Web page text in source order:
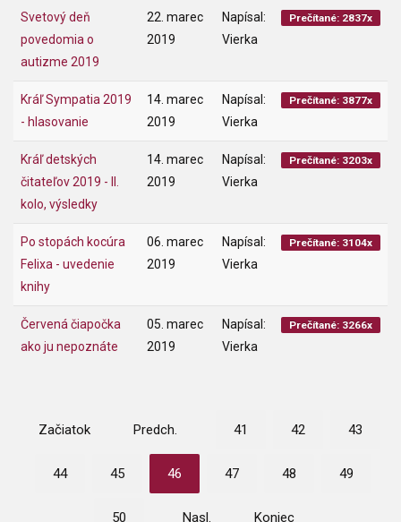
Svetový deň
povedomia o
autizme 2019
22. marec
2019
Napísal:
Vierka
Prečítané: 2837x
Kráľ Sympatia 2019
- hlasovanie
14. marec
2019
Napísal:
Vierka
Prečítané: 3877x
Kráľ detských
čitateľov 2019 - II.
kolo, výsledky
14. marec
2019
Napísal:
Vierka
Prečítané: 3203x
Po stopách kocúra
Felixa - uvedenie
knihy
06. marec
2019
Napísal:
Vierka
Prečítané: 3104x
Červená čiapočka
ako ju nepoznáte
05. marec
2019
Napísal:
Vierka
Prečítané: 3266x
Začiatok Predch. 41 42 43
44 45 46 47 48 49
50 Nasl. Koniec